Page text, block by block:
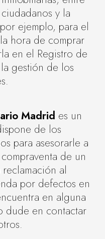
y la
ejemplo, para el
hora de comprar
en el Registro de
gestión de los
Madrid es un
de los
para asesorarle a
de un
al
por defectos en
en alguna
dude en contactar